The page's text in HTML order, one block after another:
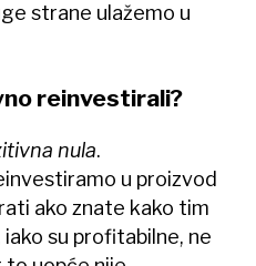
strane ulažemo u
reinvestirali?
nula.
u proizvod
ako znate kako tim
su profitabilne, ne